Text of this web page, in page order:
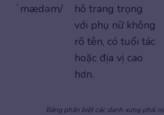
ˈmædəm/
hô trang trọng
với phụ nữ không
rõ tên, có tuổi tác
hoặc địa vị cao
hơn.
Bảng phân biệt các danh xưng phái